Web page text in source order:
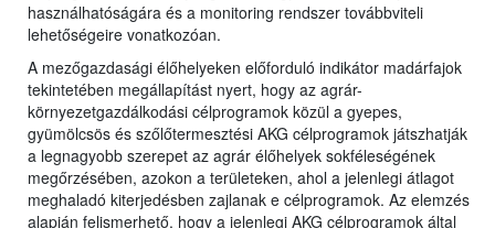
használhatóságára és a monitoring rendszer továbbviteli
lehetőségeire vonatkozóan.
A mezőgazdasági élőhelyeken előforduló indikátor madárfajok
tekintetében megállapítást nyert, hogy az agrár-
környezetgazdálkodási célprogramok közül a gyepes,
gyümölcsös és szőlőtermesztési AKG célprogramok játszhatják
a legnagyobb szerepet az agrár élőhelyek sokféleségének
megőrzésében, azokon a területeken, ahol a jelenlegi átlagot
meghaladó kiterjedésben zajlanak e célprogramok. Az elemzés
alapján felismerhető, hogy a jelenlegi AKG célprogramok által